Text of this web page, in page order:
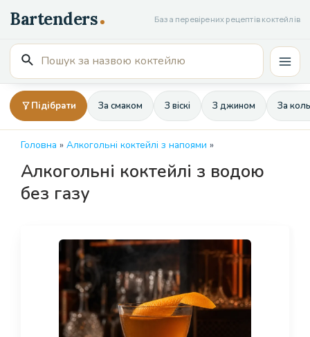
до
вмісту
База перевірених рецептів коктейлів
Пошук
для:
Підібрати За смаком З віскі З джином За
Головна » Алкогольні коктейлі з напоями »
Алкогольні коктейлі з водою
без газу